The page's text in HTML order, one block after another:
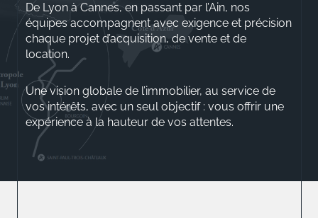
De Lyon à Cannes, en passant par l’Ain, nos
équipes accompagnent avec exigence et précision
chaque projet d’acquisition, de vente et de
location.
Une vision globale de l’immobilier, au service de
vos intérêts, avec un seul objectif : vous offrir une
expérience à la hauteur de vos attentes.